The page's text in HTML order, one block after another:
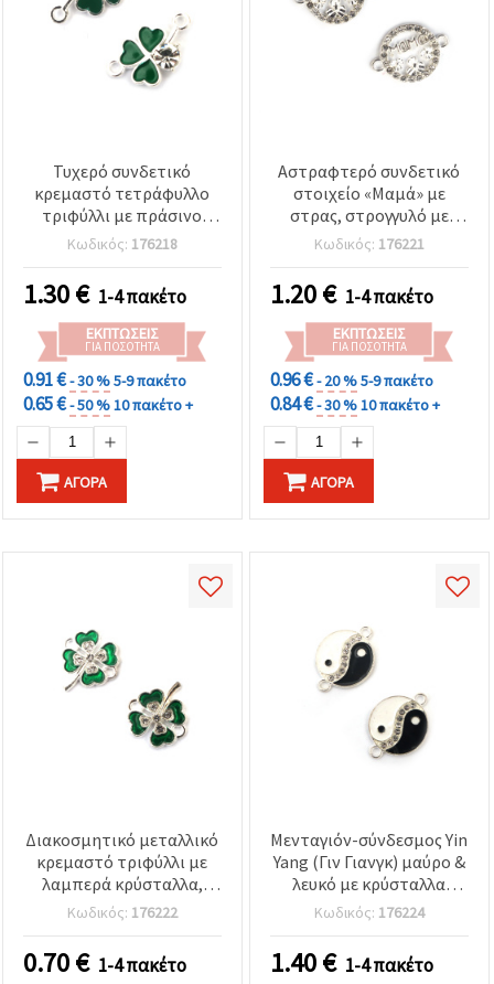
Τυχερό συνδετικό
κρεμαστό τετράφυλλο
τριφύλλι με πράσινο
σμάλτο και στρας –
μεταλλικό σε ασημί
χρώμα, 20x12x4 mm,
τρύπα 2 mm, 5 τεμ.
Κωδικός: 176218
1.30€ 1-4 πακέτο
ΕΚΠΤΏΣΕΙΣ
ΓΙΑ ΠΟΣΌΤΗΤΑ
0.91 €- 30 %5-9 πακέτο
0.65 €- 50 %10 πακέτο +
ΑΓΟΡΆ
Αστραφτερό συνδετικό
στοιχείο «Μαμά» με
στρας, στρογγυλό με
λουλούδια, μεταλλικό σε
ασημί χρώμα, 22x16x2
mm, τρύπα 2 mm,
συσκευασία 5 τεμ.
Κωδικός: 176221
1.20€ 1-4 πακέτο
ΕΚΠΤΏΣΕΙΣ
ΓΙΑ ΠΟΣΌΤΗΤΑ
0.96 €- 20 %5-9 πακέτο
0.84 €- 30 %10 πακέτο +
ΑΓΟΡΆ
Διακοσμητικό μεταλλικό
κρεμαστό τριφύλλι με
λαμπερά κρύσταλλα,
ασημί χρώμα, 17x15x3
mm, τρύπα 1.5 mm - 2
Κωδικός: 176222
0.70€ 1-4 πακέτο
Μενταγιόν-σύνδεσμος Yin
Yang (Γιν Γιανγκ) μαύρο &
λευκό με κρύσταλλα
στρας, μεταλλικό κράμα
σε ασημί χρώμα, 22x16x2
mm, τρύπα 2 mm, 5
τεμάχια
Κωδικός: 176224
1.40€ 1-4 πακέτο